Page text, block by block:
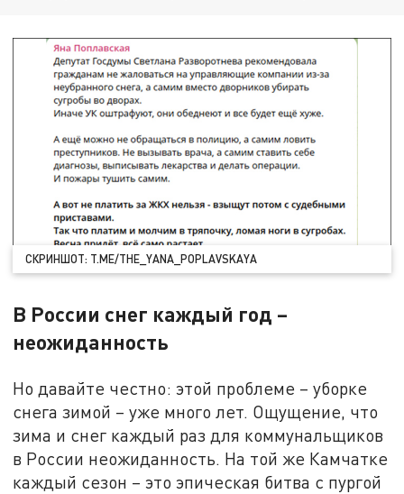
СКРИНШОТ: T.ME/THE_YANA_POPLAVSKAYA
В России снег каждый год –
неожиданность
Но давайте честно: этой проблеме – уборке
снега зимой – уже много лет. Ощущение, что
зима и снег каждый раз для коммунальщиков
в России неожиданность. На той же Камчатке
каждый сезон – это эпическая битва с пургой